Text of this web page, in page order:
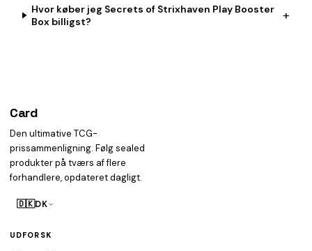
Hvor køber jeg Secrets of Strixhaven Play Booster
Box billigst?
+
Card
Den ultimative TCG-
prissammenligning. Følg sealed
produkter på tværs af flere
forhandlere, opdateret dagligt.
🇩🇰DK
UDFORSK